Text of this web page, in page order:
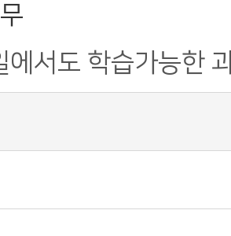
서도 학습가능한